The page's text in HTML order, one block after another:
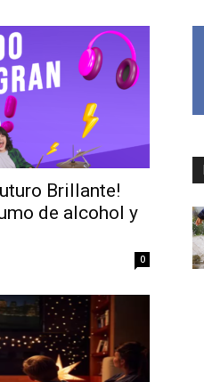
Brillante!
de alcohol y
0